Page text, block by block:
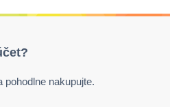
pohodlne nakupujte.